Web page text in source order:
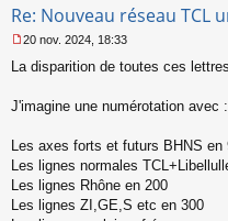
n
u
Re: Nouveau réseau TCL
e
s
e
n
o
n
20 nov. 2024, 18:33
La disparition de toutes ces
J'imagine une numérotation avec :
Les axes forts et futurs BHNS
Les lignes normales
Les lignes Rhône en 200
Les lignes ZI,GE,S etc en 300